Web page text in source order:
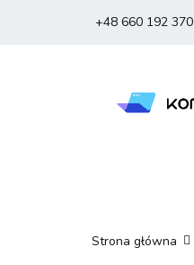
+48 660 192 370
Strona główna